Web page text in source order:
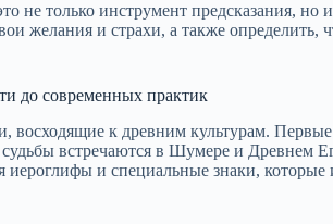
не только инструмент предсказания, но
желания и страхи, а также определить,
до современных практик
восходящие к древним культурам.
судьбы встречаются в Шумере и
иероглифы и специальные знаки,